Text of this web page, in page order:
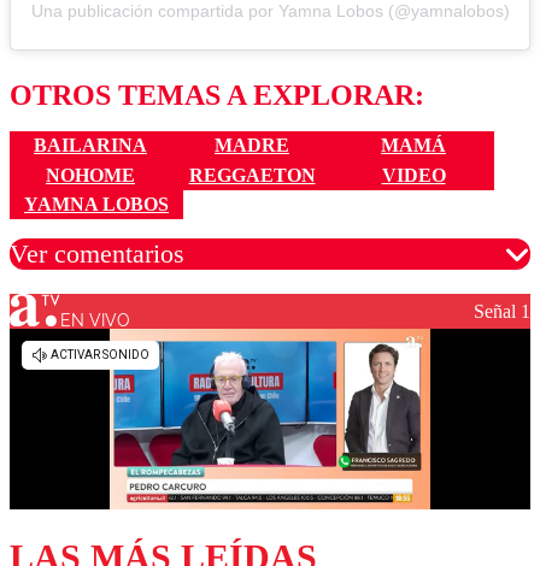
Una publicación compartida por Yamna Lobos (@yamnalobos)
OTROS TEMAS A EXPLORAR:
BAILARINA MADRE
MAMÁ
NOHOME
REGGAETON
VIDEO
YAMNA LOBOS
Ver comentarios
Los comentarios son moderados para garantizar un
diálogo respetuoso.
EN VIVO Señal 1
LAS MÁS LEÍDAS